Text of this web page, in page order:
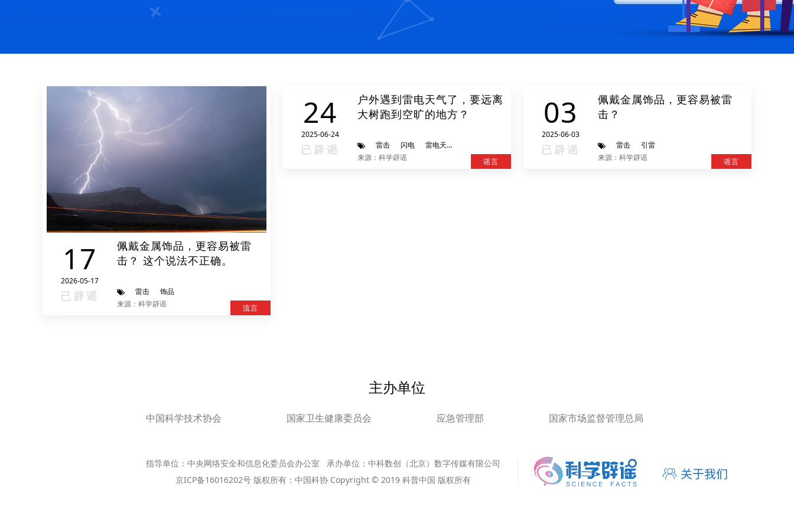
17
2026-05-17
已辟谣
佩戴金属饰品，更容易被雷
击？ 这个说法不正确。
雷击
饰品
来源：科学辟谣
流言
24
2025-06-24
已辟谣
户外遇到雷电天气了，要远离
大树跑到空旷的地方？
雷击 闪电
雷电天气
来源：科学辟谣
谣言
03
2025-06-03
已辟谣
佩戴金属饰品，更容易被雷
击？
雷击
引雷
来源：科学辟谣
谣言
主办单位
中国科学技术协会 国家卫生健康委员会 应急管理部 国家市场监督管理总局
指导单位：中央网络安全和信息化委员会办公室 承办单位：中科数创（北京）数字传媒有限公司
京ICP备16016202号 版权所有：中国科协 Copyright © 2019 科普中国 版权所有